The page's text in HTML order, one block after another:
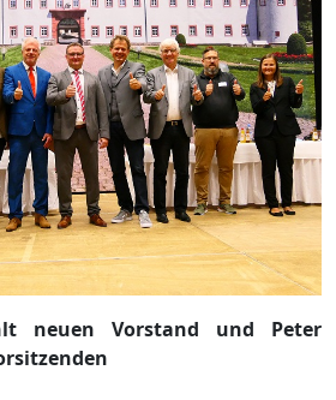
neuen Vorstand und Peter